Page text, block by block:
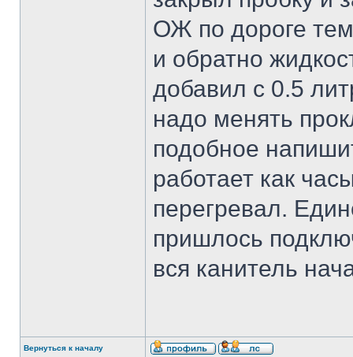
ОЖ по дороге
и обратно
добавил с 0.5
надо менять
подобное
работает как
перегревал.
пришлось
вся канитель
Вернуться к началу